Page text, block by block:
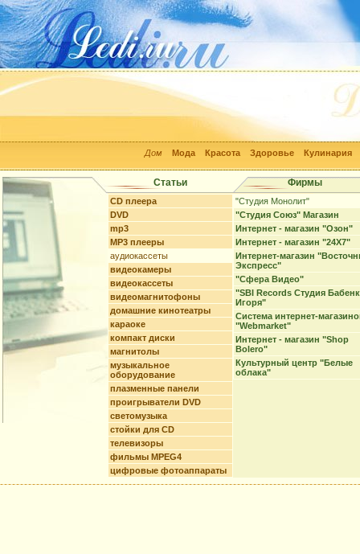
Дом Мода Красота Здоровье Кулинария
Статьи Фирмы
CD плеера
DVD
mp3
MP3 плееры
аудиокассеты
видеокамеры
видеокассеты
видеомагнитофоны
домашние кинотеатры
караоке
компакт диски
магнитолы
музыкальное
оборудование
плазменные панели
проигрыватели DVD
светомузыка
стойки для CD
телевизоры
фильмы MPEG4
цифровые фотоаппараты
"Студия Монолит"
"Студия Союз" Магазин
Интернет - магазин "Озон"
Интернет - магазин "24Х7"
Интернет-магазин
Экспресс"
"Сфера Видео"
"SBI Records Студия
Игоря"
Система интернет-
"Webmarket"
Интернет - магазин "Shop
Bolero"
Культурный центр "Белые
облака"